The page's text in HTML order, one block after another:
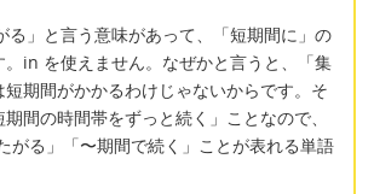
る」と言う意味があって、「短期間に」の
。in を使えません。なぜかと言うと、「集
期間がかかるわけじゃないからです。そ
間の時間帯をずっと続く」ことなので、
がる」「〜期間で続く」ことが表れる単語